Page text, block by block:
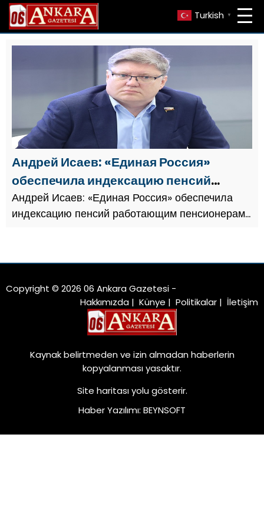
Turkish ▼
Андрей Исаев: «Единая Россия»
обеспечила индексацию пенсий
работающим пенсионерам с 1 января
2025 года на 7,3%
Андрей Исаев: «Единая Россия» обеспечила
индексацию пенсий работающим пенсионерам
Copyright © 2026 06 Ankara Gazetesi -
Hakkımızda | Künye | Politikalar | İletişim
Kaynak belirtmeden ve izin almadan haberlerin
kopyalanması yasaktır.
Site haritasıyolu gösterir.
Haber Yazılımı: BEYNSOFT